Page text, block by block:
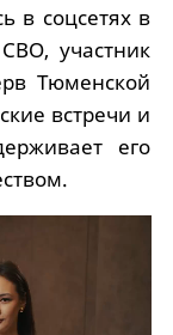
в соцсетях в
участник
Тюменской
встречи и
его